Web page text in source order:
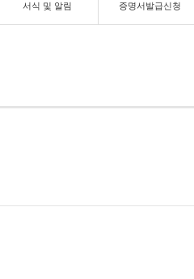
서식 및 알림 증명서발급신청